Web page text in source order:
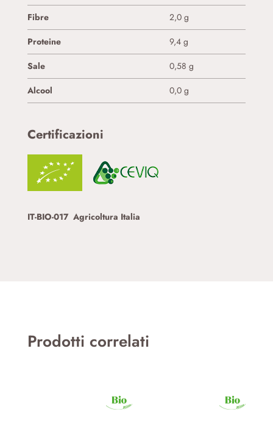
Fibre
2,0 g
Proteine
9,4 g
Sale
0,58 g
Alcool
0,0 g
Certificazioni
IT-BIO-017 Agricoltura Italia
Prodotti correlati